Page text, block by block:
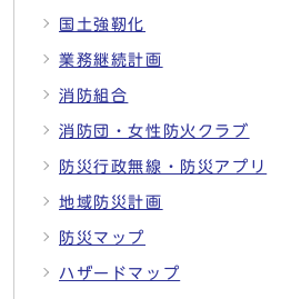
国土強靭化
業務継続計画
消防組合
消防団・女性防火クラブ
防災行政無線・防災アプリ
地域防災計画
防災マップ
ハザードマップ